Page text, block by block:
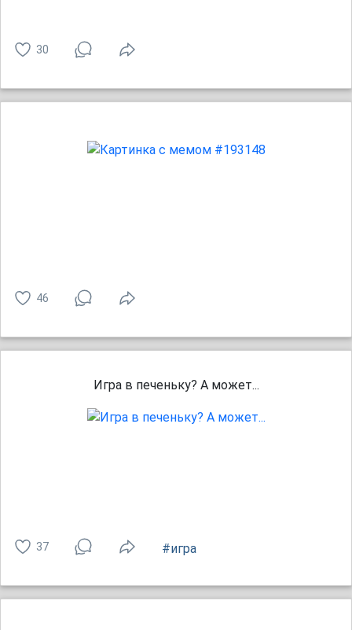
30
46
Игра в печеньку? А может...
37 #игра